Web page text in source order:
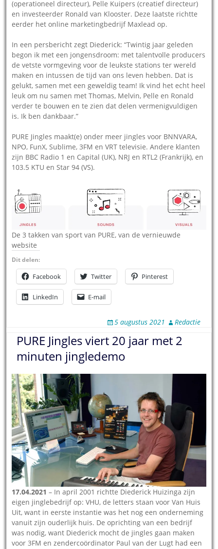
(operationeel directeur), Pelle Kuipers (creatief directeur)
en investeerder Ronald van Klooster. Deze laatste richtte
eerder het online marketingbedrijf Maxlead op.
In een persbericht zegt Diederick: “Twintig jaar geleden
begon ik met een jongensdroom: met talentvolle producers
de vetste vormgeving voor de leukste stations ter wereld
maken en intussen de tijd van ons leven hebben. Dat is
gelukt, samen met een geweldig team! Ik vind het echt heel
leuk om nu samen met Thomas, Melvin, Pelle en Ronald
verder te bouwen en te zien dat delen vermenigvuldigen
is. Ik ben dankbaar.”
PURE Jingles maakt(e) onder meer jingles voor BNNVARA,
NPO, FunX, Sublime, 3FM en VRT televisie. Andere klanten
zijn BBC Radio 1 en Capital (UK), NRJ en RTL2 (Frankrijk), en
103.5 KTU en Star 94 (VS).
De 3 takken van sport van PURE, van de vernieuwde
website
Dit delen:
Facebook Twitter Pinterest
LinkedIn E-mail
5 augustus 2021 Redactie
PURE Jingles viert 20 jaar met 2
minuten jingledemo
17.04.2021 – In april 2001 richtte Diederick Huizinga zijn
eigen jinglebedrijf op: VHU, de letters staan voor Van Huis
Uit, want in eerste instantie was het nog een onderneming
vanuit zijn ouderlijk huis. De oprichting van een bedrijf
was nodig, want Diederick mocht de jingles gaan maken
voor 3FM en zendercoördinator Paul van der Lugt had een